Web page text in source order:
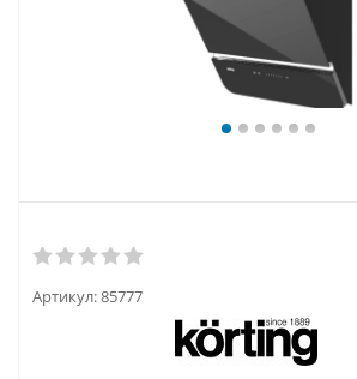
Артикул:85777